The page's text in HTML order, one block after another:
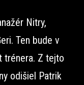
Nitry,
Ten bude v
trénera. Z tejto
odišiel Patrik